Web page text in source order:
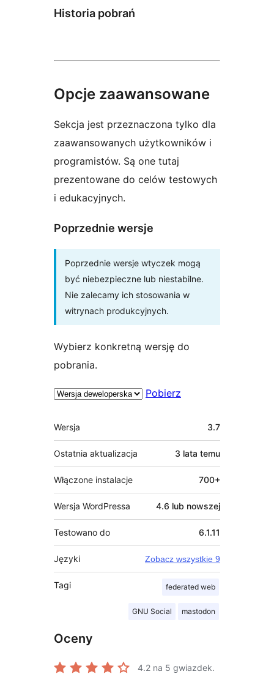
Historia pobrań
Opcje zaawansowane
Sekcja jest przeznaczona tylko dla
zaawansowanych użytkowników i
programistów. Są one tutaj
prezentowane do celów testowych
i edukacyjnych.
Poprzednie wersje
Poprzednie wersje wtyczek mogą
być niebezpieczne lub niestabilne.
Nie zalecamy ich stosowania w
witrynach produkcyjnych.
Wybierz konkretną wersję do
pobrania.
Pobierz
Meta
Wersja 3.7
Ostatnia aktualizacja 3 lata temu
Włączone instalacje 700+
Wersja WordPressa 4.6 lub nowszej
Testowano do 6.1.11
Języki Zobacz wszystkie 9
Tagi federated web
GNU Social mastodon
Oceny
4.2 na 5 gwiazdek.